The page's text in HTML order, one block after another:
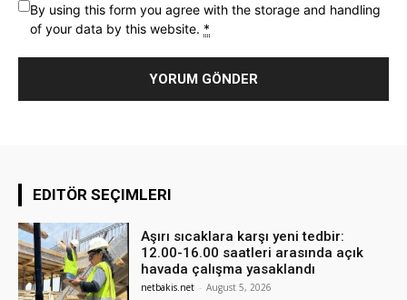
By using this form you agree with the storage and handling
of your data by this website. *
EDITÖR SEÇIMLERI
Aşırı sıcaklara karşı yeni tedbir:
12.00-16.00 saatleri arasında açık
havada çalışma yasaklandı
netbakis.net - August 5, 2026